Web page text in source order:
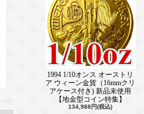
1994 1/10オンス オーストリ
ア ウィーン金貨（16mmクリ
アケース付き) 新品未使用
【地金型コイン特集】
134,988円(税込)